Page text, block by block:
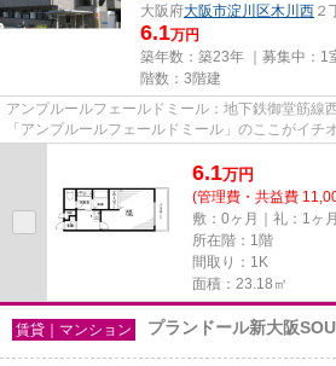
大阪府大阪市淀川区木川西 ２
6.1万円
築年数：築23年 ｜募集中： 1
階数：3階建
アンプルールフェールドミール：地下鉄御堂筋線
「アンプルールフェールドミール」のここがイチ
6.1万円
(管理費・共益費
敷：0ヶ月｜礼：1ヶ月
所在階：1階
間取り：1K
面積：23.18㎡
賃貸｜マンション プランドール新大阪